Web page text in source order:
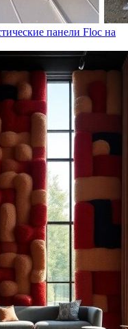
панели Floc на